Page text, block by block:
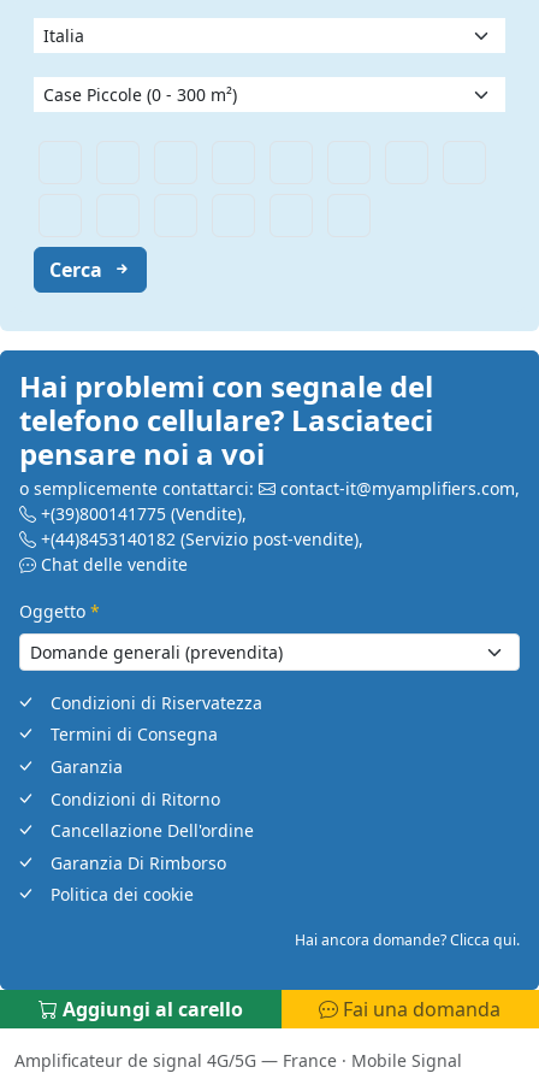
Cerca
Hai problemi con segnale del
telefono cellulare? Lasciateci
pensare noi a voi
o semplicemente contattarci: contact-it@myamplifiers.com,
+(39)800141775 (Vendite),
+(44)8453140182 (Servizio post-vendite),
Chat delle vendite
Oggetto *
Condizioni di Riservatezza
Termini di Consegna
Garanzia
Condizioni di Ritorno
Cancellazione Dell'ordine
Garanzia Di Rimborso
Politica dei cookie
Hai ancora domande? Clicca qui.
Aggiungi al carello Fai una domanda
Amplificateur de signal 4G/5G — France · Mobile Signal